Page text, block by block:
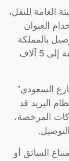
العامة للنقل،
العنوان
بالمملكة
العربية السعودية، حيث تصل قيمة المخالفة إلى 5 آلاف
السعودي”
البريد قد
المرخصة،
السائق أو